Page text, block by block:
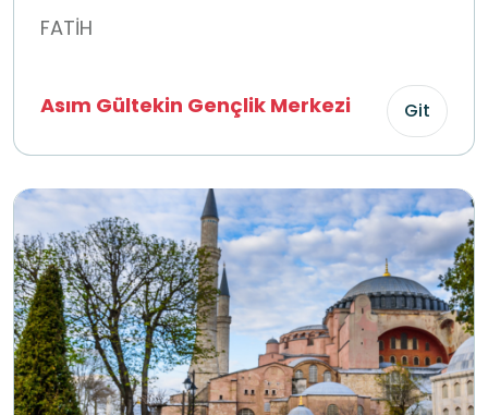
FATİH
Asım Gültekin Gençlik Merkezi Git